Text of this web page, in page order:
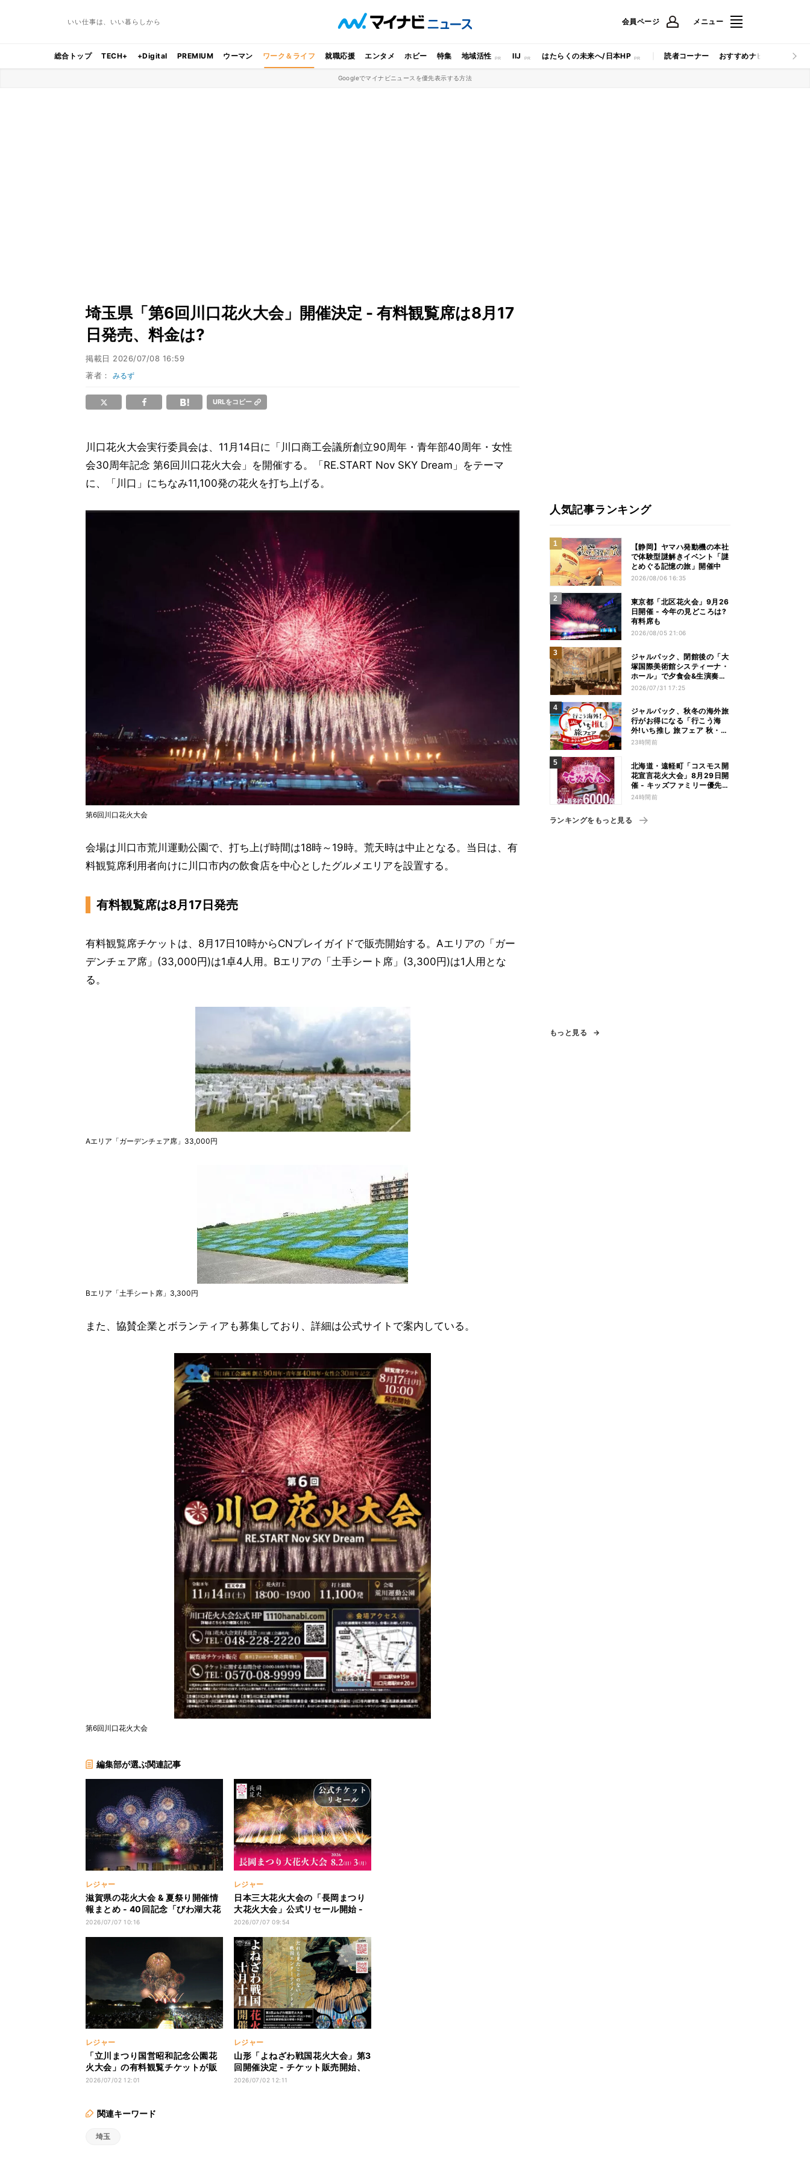
いい仕事は、いい暮らしから 会員ページ メニュー
総合トップ TECH+ +Digital PREMIUM ウーマン ワーク＆ライフ 就職応援 エンタメ ホビー 特集 地域活性 IIJ はたらくの未来へ/日本HP 読者コーナー おすすめナビ マイナビ
Googleでマイナビニュースを優先表示する方法
埼玉県「第6回川口花火大会」開催決定 - 有料観覧席は8月17
日発売、料金は?
掲載日 2026/07/08 16:59
著者：みるず
URLをコピー
川口花火大会実行委員会は、11月14日に「川口商工会議所創立90周年・青年部40周年・女性
会30周年記念 第6回川口花火大会」を開催する。「RE.START Nov SKY Dream」をテーマ
に、「川口」にちなみ11,100発の花火を打ち上げる。
第6回川口花火大会
会場は川口市荒川運動公園で、打ち上げ時間は18時～19時。荒天時は中止となる。当日は、有
料観覧席利用者向けに川口市内の飲食店を中心としたグルメエリアを設置する。
有料観覧席は8月17日発売
有料観覧席チケットは、8月17日10時からCNプレイガイドで販売開始する。Aエリアの「ガー
デンチェア席」(33,000円)は1卓4人用。Bエリアの「土手シート席」(3,300円)は1人用とな
る。
Aエリア「ガーデンチェア席」33,000円
Bエリア「土手シート席」3,300円
また、協賛企業とボランティアも募集しており、詳細は公式サイトで案内している。
第6回川口花火大会
編集部が選ぶ関連記事
レジャー
滋賀県の花火大会 & 夏祭り開催情
報まとめ - 40回記念「びわ湖大花
火大会」など9イベント
2026/07/07 10:16
レジャー
日本三大花火大会の「長岡まつり
大花火大会」公式リセール開始 -
チケットを定価で購入・出品可能
2026/07/07 09:54
レジャー
「立川まつり国営昭和記念公園花
火大会」の有料観覧チケットが販
売開始 - 料金は?
2026/07/02 12:01
レジャー
山形「よねざわ戦国花火大会」第3
回開催決定 - チケット販売開始、
最大12万円VIP席も
2026/07/02 12:11
関連キーワード
埼玉
人気記事ランキング
【静岡】ヤマハ発動機の本社
で体験型謎解きイベント「謎
とめぐる記憶の旅」開催中
2026/08/06 16:35
東京都「北区花火会」9月26
日開催 - 今年の見どころは?
有料席も
2026/08/05 21:06
ジャルパック、閉館後の「大
塚国際美術館システィーナ・
ホール」で夕食会&生演奏を
楽しむツアーを販売 – 徳島を
2026/07/31 17:25
ジャルパック、秋冬の海外旅
行がお得になる「行こう海
外!いち推し 旅フェア 秋・冬
編」フェアを開催
23時間前
北海道・遠軽町「コスモス開
花宣言花火大会」8月29日開
催 - キッズファミリー優先観
覧エリアも新設
24時間前
ランキングをもっと見る
もっと見る